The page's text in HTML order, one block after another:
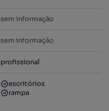
sem informação
sem informação
profissional
escritórios
rampa